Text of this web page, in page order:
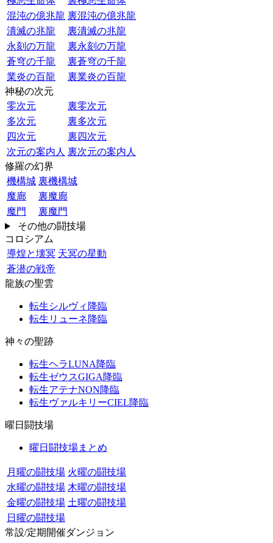
混沌の億兆龍 裏混沌の億兆龍
潰滅の兆龍
裏潰滅の兆龍
永刻の万龍
裏永刻の万龍
蒼穹の千龍
裏蒼穹の千龍
業炎の百龍
裏業炎の百龍
神秘の次元
零次元
裏零次元
多次元
裏多次元
四次元
裏四次元
次元の案内人 裏次元の案内人
修羅の幻界
機構城 裏機構城
魔廊
裏魔廊
魔門
裏魔門
その他の闘技場
コロシアム
導煌と壊冥 天冥の星動
蒼潜の戦帝
龍族の聖雲
転生シルヴィ降臨
転生リューネ降臨
神々の聖跡
転生ヘラLUNA降臨
転生ゼウスGIGA降臨
転生アテナNON降臨
転生ヴァルキリーCIEL降臨
曜日闘技場
曜日闘技場まとめ
月曜の闘技場 火曜の闘技場
水曜の闘技場 木曜の闘技場
金曜の闘技場 土曜の闘技場
日曜の闘技場
常設/定期開催ダンジョン